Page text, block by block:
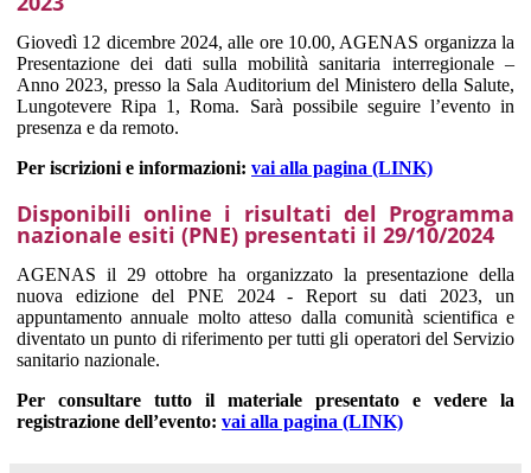
Giovedì 12 dicembre 2024, alle ore 10.00, AGENAS organizza la
Presentazione dei dati sulla mobilità sanitaria interregionale –
Anno 2023, presso la Sala Auditorium del Ministero della Salute,
Lungotevere Ripa 1, Roma. Sarà possibile seguire l’evento in
presenza e da remoto.
Per iscrizioni e informazioni: vai alla pagina (LINK)
Disponibili online i risultati del Programma
nazionale esiti (PNE) presentati il 29/10/2024
AGENAS il 29 ottobre ha organizzato la presentazione della
nuova edizione del PNE 2024 - Report su dati 2023, un
appuntamento annuale molto atteso dalla comunità scientifica e
diventato un punto di riferimento per tutti gli operatori del Servizio
sanitario nazionale.
Per consultare tutto il materiale presentato e vedere la
registrazione dell’evento: vai alla pagina (LINK)